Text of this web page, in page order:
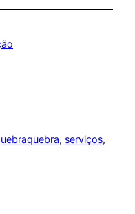
, serviços